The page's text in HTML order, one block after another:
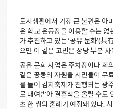
도시생활에서 가장 큰 불편은 아
운 학교 운동장을 이용할 수는 없
가 추진하고 있는 ‘공유 문화’(共
으면 이 같은 고민은 상당 부분
공유 문화 사업은 주차장이나 회
같은 공동의 자원을 시민들이 무
를 들어 김치축제가 진행되는 광
로 대여받아 결혼식을 올릴 수도
초 한 쌍의 혼례가 예정돼 있다.